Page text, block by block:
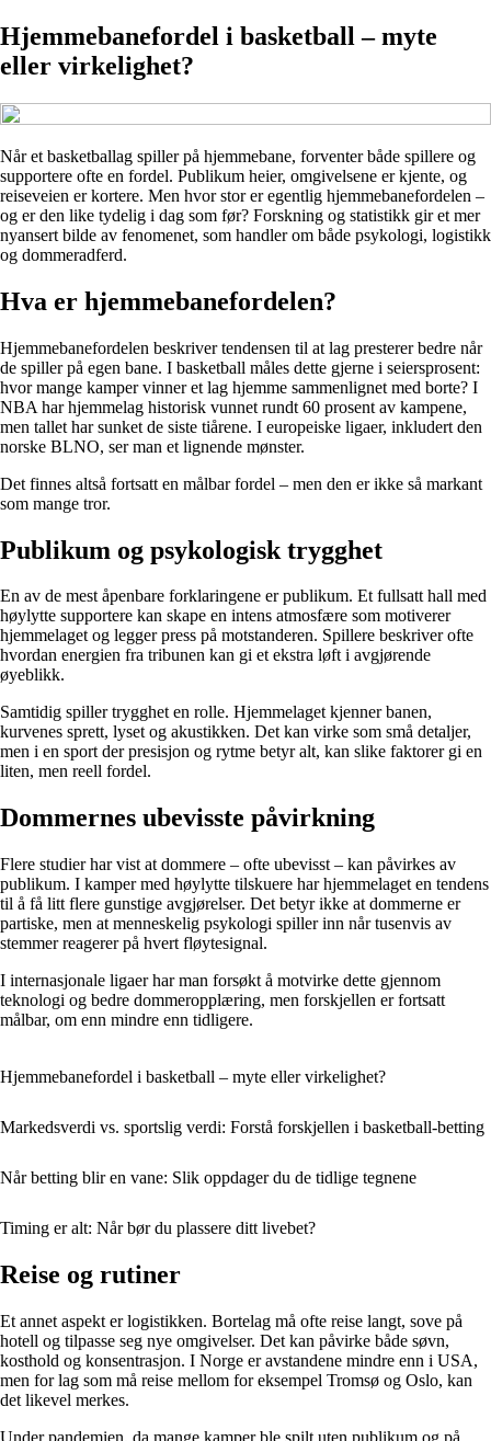
Hjemmebanefordel i basketball – myte
eller virkelighet?
Når et basketballag spiller på hjemmebane, forventer både spillere og
supportere ofte en fordel. Publikum heier, omgivelsene er kjente, og
reiseveien er kortere. Men hvor stor er egentlig hjemmebanefordelen –
og er den like tydelig i dag som før? Forskning og statistikk gir et mer
nyansert bilde av fenomenet, som handler om både psykologi, logistikk
og dommeradferd.
Hva er hjemmebanefordelen?
Hjemmebanefordelen beskriver tendensen til at lag presterer bedre når
de spiller på egen bane. I basketball måles dette gjerne i seiersprosent:
hvor mange kamper vinner et lag hjemme sammenlignet med borte? I
NBA har hjemme­lag historisk vunnet rundt 60 prosent av kampene,
men tallet har sunket de siste tiårene. I europeiske ligaer, inkludert den
norske BLNO, ser man et lignende mønster.
Det finnes altså fortsatt en målbar fordel – men den er ikke så markant
som mange tror.
Publikum og psykologisk trygghet
En av de mest åpenbare forklaringene er publikum. Et fullsatt hall med
høylytte supportere kan skape en intens atmosfære som motiverer
hjemmelaget og legger press på motstanderen. Spillere beskriver ofte
hvordan energien fra tribunen kan gi et ekstra løft i avgjørende
øyeblikk.
Samtidig spiller trygghet en rolle. Hjemmelaget kjenner banen,
kurvenes sprett, lyset og akustikken. Det kan virke som små detaljer,
men i en sport der presisjon og rytme betyr alt, kan slike faktorer gi en
liten, men reell fordel.
Dommernes ubevisste påvirkning
Flere studier har vist at dommere – ofte ubevisst – kan påvirkes av
publikum. I kamper med høylytte tilskuere har hjemmelaget en tendens
til å få litt flere gunstige avgjørelser. Det betyr ikke at dommerne er
partiske, men at menneskelig psykologi spiller inn når tusenvis av
stemmer reagerer på hvert fløytesignal.
I internasjonale ligaer har man forsøkt å motvirke dette gjennom
teknologi og bedre dommeropplæring, men forskjellen er fortsatt
målbar, om enn mindre enn tidligere.
Hjemmebanefordel i basketball – myte eller virkelighet?
Markedsverdi vs. sportslig verdi: Forstå forskjellen i basketball-betting
Når betting blir en vane: Slik oppdager du de tidlige tegnene
Timing er alt: Når bør du plassere ditt livebet?
Reise og rutiner
Et annet aspekt er logistikken. Bortelag må ofte reise langt, sove på
hotell og tilpasse seg nye omgivelser. Det kan påvirke både søvn,
kosthold og konsentrasjon. I Norge er avstandene mindre enn i USA,
men for lag som må reise mellom for eksempel Tromsø og Oslo, kan
det likevel merkes.
Under pandemien, da mange kamper ble spilt uten publikum og på